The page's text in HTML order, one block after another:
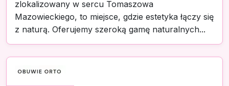
zlokalizowany w sercu Tomaszowa
Mazowieckiego, to miejsce, gdzie estetyka łączy się
z naturą. Oferujemy szeroką gamę naturalnych...